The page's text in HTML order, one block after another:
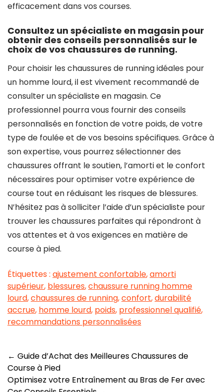
efficacement dans vos courses.
Consultez un spécialiste en magasin pour
obtenir des conseils personnalisés sur le
choix de vos chaussures de running.
Pour choisir les chaussures de running idéales pour
un homme lourd, il est vivement recommandé de
consulter un spécialiste en magasin. Ce
professionnel pourra vous fournir des conseils
personnalisés en fonction de votre poids, de votre
type de foulée et de vos besoins spécifiques. Grâce à
son expertise, vous pourrez sélectionner des
chaussures offrant le soutien, l’amorti et le confort
nécessaires pour optimiser votre expérience de
course tout en réduisant les risques de blessures.
N’hésitez pas à solliciter l’aide d’un spécialiste pour
trouver les chaussures parfaites qui répondront à
vos attentes et à vos exigences en matière de
course à pied.
Étiquettes : ajustement confortable,amorti
supérieur, blessures,chaussure running homme
lourd,chaussures de running,confort,durabilité
accrue, homme lourd, poids, professionnel qualifié,
recommandations personnalisées
Navigation
des
← Guide d’Achat des Meilleures Chaussures de
Course à Pied
Optimisez votre Entraînement au Bras de Fer avec